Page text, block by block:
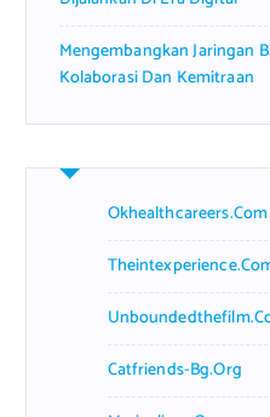
Mengembangkan Jaringan
Kolaborasi Dan Kemitraan
Okhealthcareers.com
Catfriends-Bg.org